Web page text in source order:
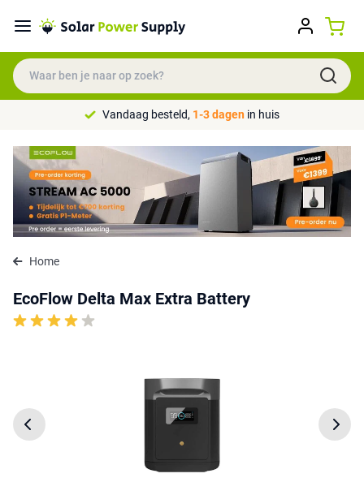
Vandaag besteld, 1-3 dagen in huis
Home
EcoFlow Delta Max Extra Battery